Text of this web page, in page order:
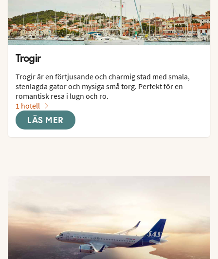
Trogir
Trogir är en förtjusande och charmig stad med smala,
stenlagda gator och mysiga små torg. Perfekt för en
romantisk resa i lugn och ro.
1 hotell
LÄS MER